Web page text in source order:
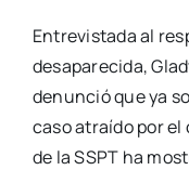
Entrevistada al
desaparecida,
denunció que ya
caso atraído por
de la SSPT ha